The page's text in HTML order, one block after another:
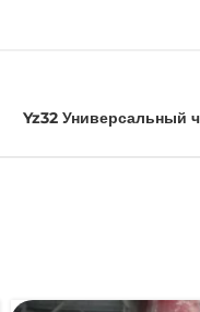
Yz32 Универсальный